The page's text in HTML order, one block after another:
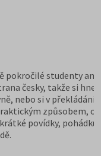
pokročilé studenty
česky, takže si hned
nebo si v překládání
způsobem,
povídky, pohádku,